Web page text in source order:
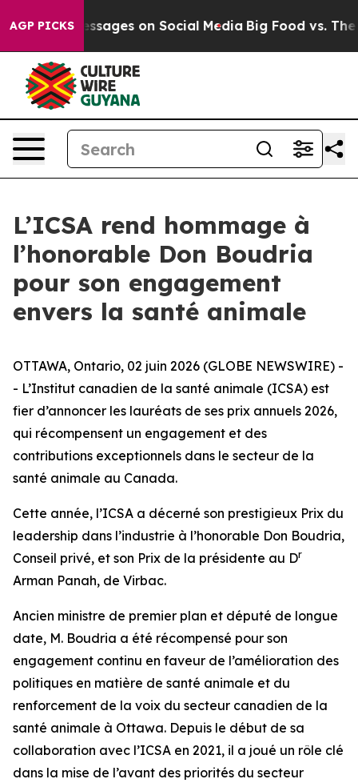
AGP PICKS
Messages on Social Media Big Food vs. The
L’ICSA rend hommage à
l’honorable Don Boudria
pour son engagement
envers la santé animale
OTTAWA, Ontario, 02 juin 2026 (GLOBE NEWSWIRE) -
- L’Institut canadien de la santé animale (ICSA) est
fier d’annoncer les lauréats de ses prix annuels 2026,
qui récompensent un engagement et des
contributions exceptionnels dans le secteur de la
santé animale au Canada.
Cette année, l’ICSA a décerné son prestigieux Prix du
leadership dans l’industrie à l’honorable Don Boudria,
Conseil privé, et son Prix de la présidente au Dr
Arman Panah, de Virbac.
Ancien ministre de premier plan et député de longue
date, M. Boudria a été récompensé pour son
engagement continu en faveur de l’amélioration des
politiques en matière de santé animale et du
renforcement de la voix du secteur canadien de la
santé animale à Ottawa. Depuis le début de sa
collaboration avec l’ICSA en 2021, il a joué un rôle clé
dans la mise de l’avant des priorités du secteur